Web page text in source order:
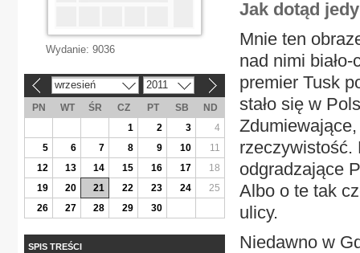
Jak dotąd
Mnie ten
nad nimi
premier Tusk
stało się w
Zdumiewające,
rzeczywistość.
odgradzające
Albo o te tak
ulicy.
Niedawno w
Wydanie: 9036
wrzesień 2011
PN WT ŚR CZ PT SB
ND
1
2 3
4
5
6 7 8 9 10
11
12
13 14 15 16 17
18
19
20 21 22 23 24
25
26
27 28 29 30
SPIS TREŚCI